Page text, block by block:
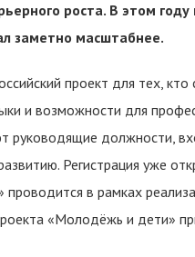
роста. В этом
заметно масштабнее.
проект для тех,
и возможности для
руководящие должности,
Регистрация уже
в рамках
«Молодёжь и дети»